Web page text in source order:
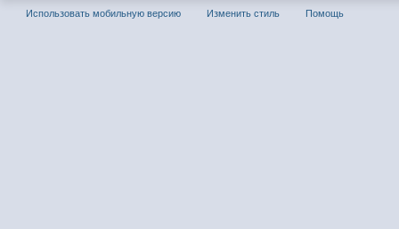
Использовать мобильную версию Изменить стиль Помощь